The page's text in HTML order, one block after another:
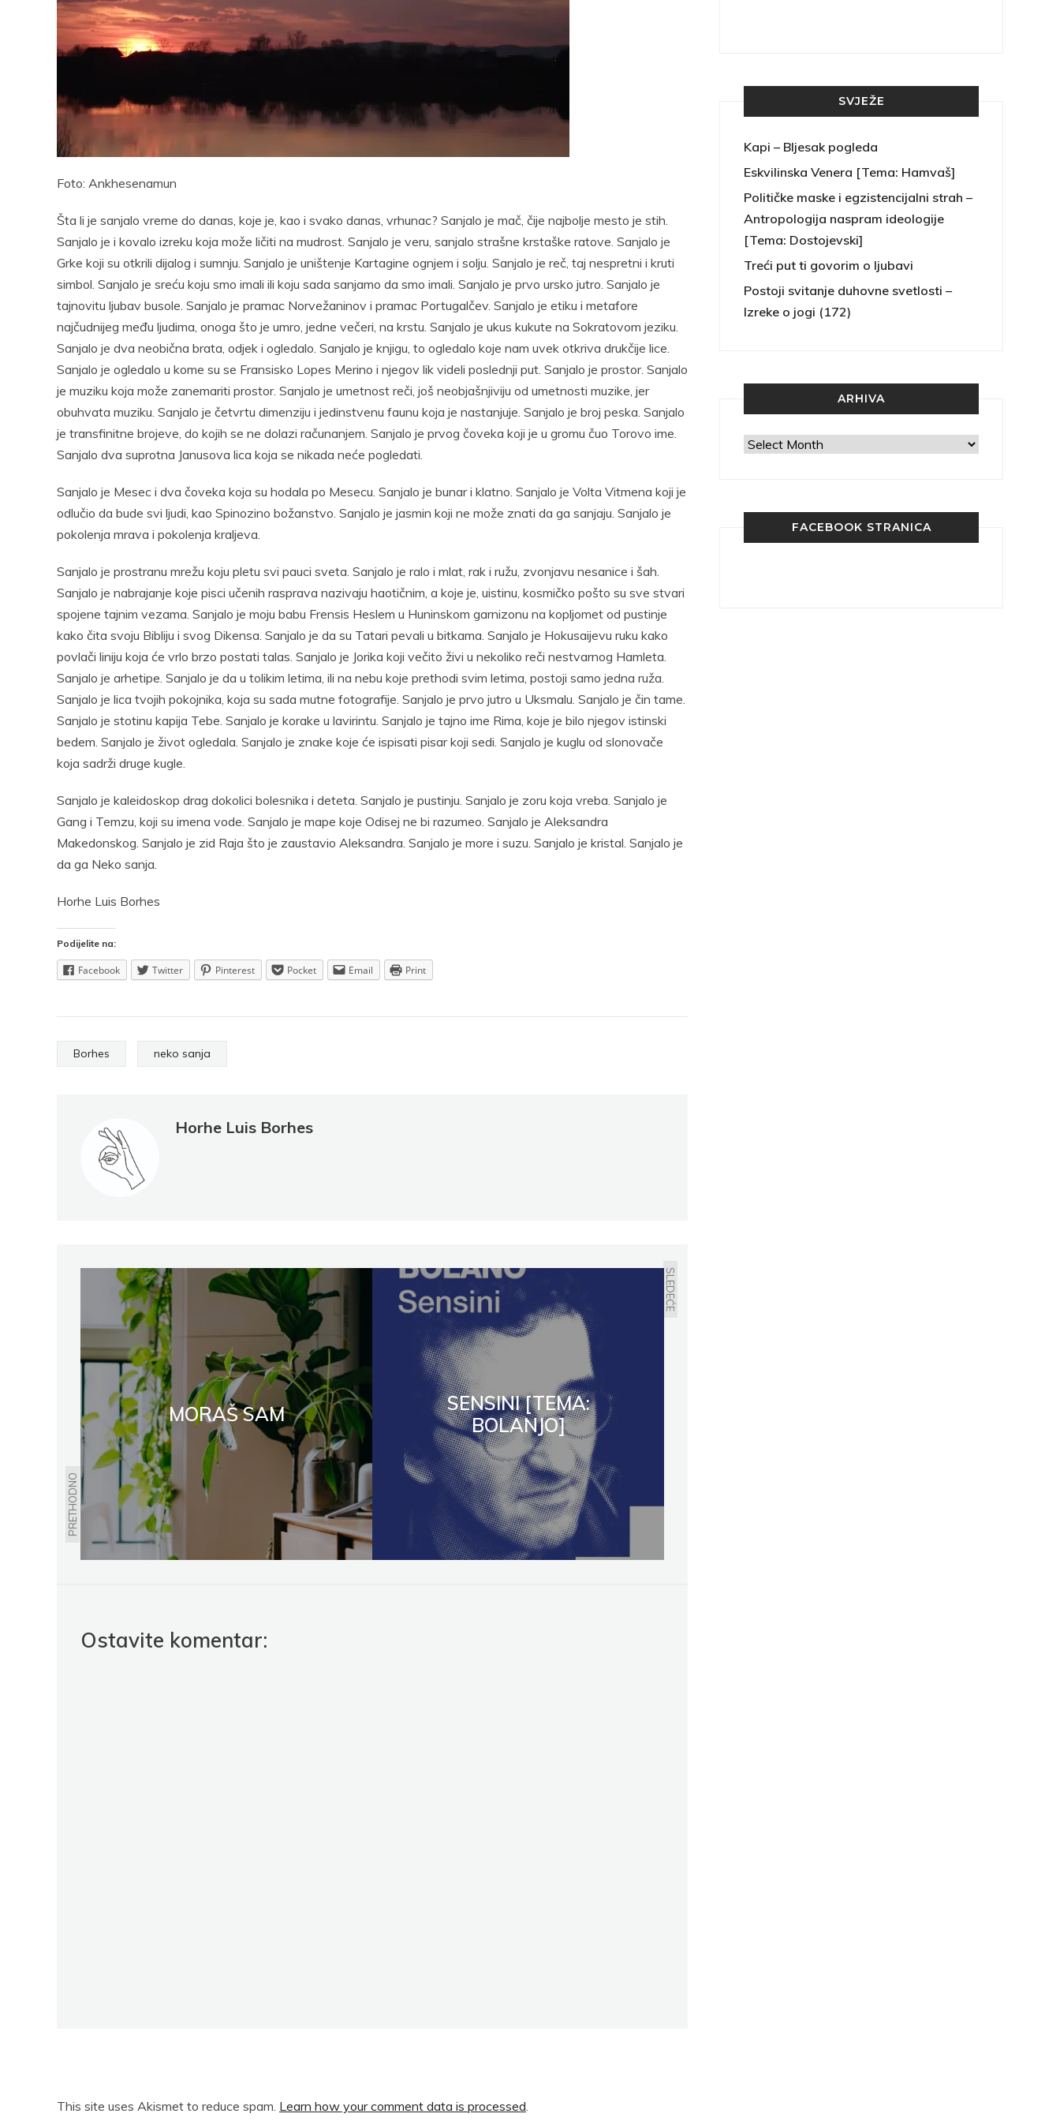
Foto: Ankhesenamun
Šta li je sanjalo vreme do danas, koje je, kao i svako danas, vrhunac? Sanjalo je mač, čije najbolje mesto je stih.
Sanjalo je i kovalo izreku koja može ličiti na mudrost. Sanjalo je veru, sanjalo strašne krstaške ratove. Sanjalo je
Grke koji su otkrili dijalog i sumnju. Sanjalo je uništenje Kartagine ognjem i solju. Sanjalo je reč, taj nespretni i kruti
simbol. Sanjalo je sreću koju smo imali ili koju sada sanjamo da smo imali. Sanjalo je prvo ursko jutro. Sanjalo je
tajnovitu ljubav busole. Sanjalo je pramac Norvežaninov i pramac Portugalčev. Sanjalo je etiku i metafore
najčudnijeg među ljudima, onoga što je umro, jedne večeri, na krstu. Sanjalo je ukus kukute na Sokratovom jeziku.
Sanjalo je dva neobična brata, odjek i ogledalo. Sanjalo je knjigu, to ogledalo koje nam uvek otkriva drukčije lice.
Sanjalo je ogledalo u kome su se Fransisko Lopes Merino i njegov lik videli poslednji put. Sanjalo je prostor. Sanjalo
je muziku koja može zanemariti prostor. Sanjalo je umetnost reči, još neobjašnjiviju od umetnosti muzike, jer
obuhvata muziku. Sanjalo je četvrtu dimenziju i jedinstvenu faunu koja je nastanjuje. Sanjalo je broj peska. Sanjalo
je transfinitne brojeve, do kojih se ne dolazi računanjem. Sanjalo je prvog čoveka koji je u gromu čuo Torovo ime.
Sanjalo dva suprotna Janusova lica koja se nikada neće pogledati.
Sanjalo je Mesec i dva čoveka koja su hodala po Mesecu. Sanjalo je bunar i klatno. Sanjalo je Volta Vitmena koji je
odlučio da bude svi ljudi, kao Spinozino božanstvo. Sanjalo je jasmin koji ne može znati da ga sanjaju. Sanjalo je
pokolenja mrava i pokolenja kraljeva.
Sanjalo je prostranu mrežu koju pletu svi pauci sveta. Sanjalo je ralo i mlat, rak i ružu, zvonjavu nesanice i šah.
Sanjalo je nabrajanje koje pisci učenih rasprava nazivaju haotičnim, a koje je, uistinu, kosmičko pošto su sve stvari
spojene tajnim vezama. Sanjalo je moju babu Frensis Heslem u Huninskom garnizonu na kopljomet od pustinje
kako čita svoju Bibliju i svog Dikensa. Sanjalo je da su Tatari pevali u bitkama. Sanjalo je Hokusaijevu ruku kako
povlači liniju koja će vrlo brzo postati talas. Sanjalo je Jorika koji večito živi u nekoliko reči nestvarnog Hamleta.
Sanjalo je arhetipe. Sanjalo je da u tolikim letima, ili na nebu koje prethodi svim letima, postoji samo jedna ruža.
Sanjalo je lica tvojih pokojnika, koja su sada mutne fotografije. Sanjalo je prvo jutro u Uksmalu. Sanjalo je čin tame.
Sanjalo je stotinu kapija Tebe. Sanjalo je korake u lavirintu. Sanjalo je tajno ime Rima, koje je bilo njegov istinski
bedem. Sanjalo je život ogledala. Sanjalo je znake koje će ispisati pisar koji sedi. Sanjalo je kuglu od slonovače
koja sadrži druge kugle.
Sanjalo je kaleidoskop drag dokolici bolesnika i deteta. Sanjalo je pustinju. Sanjalo je zoru koja vreba. Sanjalo je
Gang i Temzu, koji su imena vode. Sanjalo je mape koje Odisej ne bi razumeo. Sanjalo je Aleksandra
Makedonskog. Sanjalo je zid Raja što je zaustavio Aleksandra. Sanjalo je more i suzu. Sanjalo je kristal. Sanjalo je
da ga Neko sanja.
Horhe Luis Borhes
Podijelite na:
Facebook Twitter Pinterest Pocket Email Print
Borhes neko sanja
Horhe Luis Borhes
PRETHODNO
MORAŠ SAM
SLEDEĆE
SENSINI [TEMA:
BOLANJO]
Ostavite komentar:
This site uses Akismet to reduce spam. Learn how your comment data is processed.
Print
SVJEŽE
Kapi – Bljesak pogleda
Eskvilinska Venera [Tema: Hamvaš]
Političke maske i egzistencijalni strah –
Antropologija naspram ideologije
[Tema: Dostojevski]
Treći put ti govorim o ljubavi
Postoji svitanje duhovne svetlosti –
Izreke o jogi (172)
ARHIVA
Arhiva
FACEBOOK STRANICA